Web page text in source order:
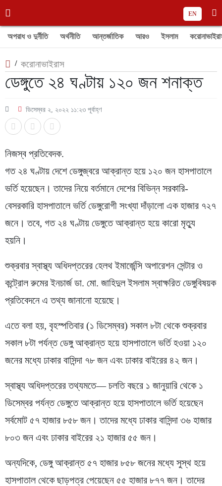
EN
অপরাধ ও দুর্নীতি অর্থনীতি আন্তর্জাতিক আরও ইসলাম
/ করোনাভাইরাস
ডেঙ্গুতে ২৪ ঘণ্টায় ১২০ জন শনাক্ত
ডিসেম্বর ২, ২০২২ ১১:২৩ পূর্বাহ্ণ
নিজস্ব প্রতিবেদক.
গত ২৪ ঘণ্টায় দেশে ডেঙ্গুজ্বরে আক্রান্ত হয়ে ১২০ জন হাসপাতালে
ভর্তি হয়েছেন। তাদের নিয়ে বর্তমানে দেশের বিভিন্ন সরকারি-
বেসরকারি হাসপাতালে ভর্তি ডেঙ্গুরোগী সংখ্যা দাঁড়ালো এক হাজার ৭২৭
জনে। তবে, গত ২৪ ঘণ্টায় ডেঙ্গুতে আক্রান্ত হয়ে কারো মৃত্যু
হয়নি।
শুক্রবার স্বাস্থ্য অধিদপ্তরের হেলথ ইমার্জেন্সি অপারেশন সেন্টার ও
কন্ট্রোল রুমের ইনচার্জ ডা. মো. জাহিদুল ইসলাম স্বাক্ষরিত ডেঙ্গুবিষয়ক
প্রতিবেদনে এ তথ্য জানানো হয়েছে।
এতে বলা হয়, বৃহস্পতিবার (১ ডিসেম্বর) সকাল ৮টা থেকে শুক্রবার
সকাল ৮টা পর্যন্ত ডেঙ্গু আক্রান্ত হয়ে হাসপাতালে ভর্তি হওয়া ১২০
জনের মধ্যে ঢাকার বাসিন্দা ৭৮ জন এবং ঢাকার বাইরের ৪২ জন।
স্বাস্থ্য অধিদপ্তরের তথ্যমতে— চলতি বছরে ১ জানুয়ারি থেকে ১
ডিসেম্বর পর্যন্ত ডেঙ্গুতে আক্রান্ত হয়ে হাসপাতালে ভর্তি হয়েছেন
সর্বমোট ৫৭ হাজার ৮৫৮ জন। তাদের মধ্যে ঢাকার বাসিন্দা ৩৬ হাজার
৮০৩ জন এবং ঢাকার বাইরের ২১ হাজার ৫৫ জন।
অন্যদিকে, ডেঙ্গু আক্রান্ত ৫৭ হাজার ৮৫৮ জনের মধ্যে সুস্থ হয়ে
হাসপাতাল থেকে ছাড়পত্র পেয়েছেন ৫৫ হাজার ৮৭৭ জন। তাদের